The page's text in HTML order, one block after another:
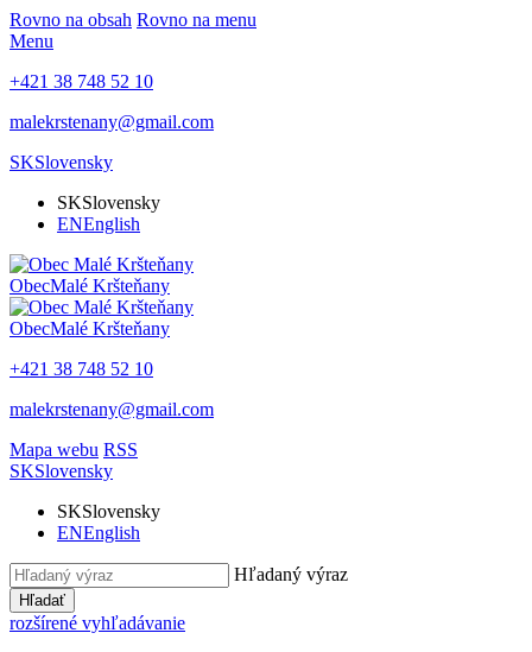
Rovno na obsah Rovno na menu
Menu
+421 38 748 52 10
malekrstenany@gmail.com
SKSlovensky
SKSlovensky
ENEnglish
ObecMalé Kršteňany
ObecMalé Kršteňany
+421 38 748 52 10
malekrstenany@gmail.com
Mapa webu RSS
SKSlovensky
SKSlovensky
ENEnglish
Hľadaný výraz
Hľadať
rozšírené vyhľadávanie